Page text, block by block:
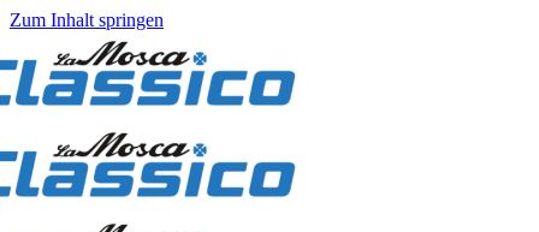
Zum Inhalt springen